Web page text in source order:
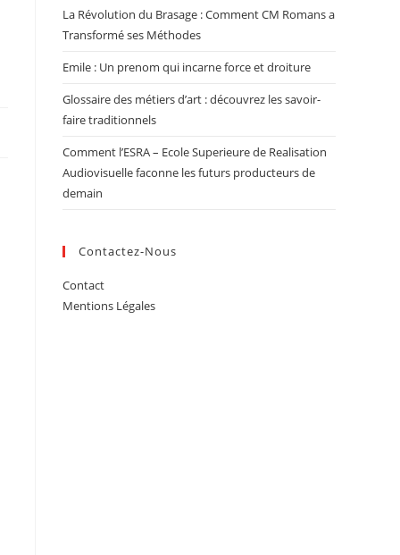
La Révolution du Brasage : Comment CM Romans a
Transformé ses Méthodes
Emile : Un prenom qui incarne force et droiture
Glossaire des métiers d’art : découvrez les savoir-
faire traditionnels
Comment l’ESRA – Ecole Superieure de Realisation
Audiovisuelle faconne les futurs producteurs de
demain
Contactez-Nous
Contact
Mentions Légales